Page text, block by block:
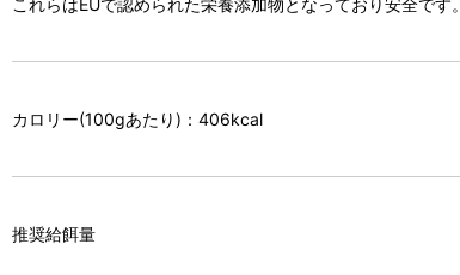
カロリー(100gあたり)：406kcal
推奨給餌量